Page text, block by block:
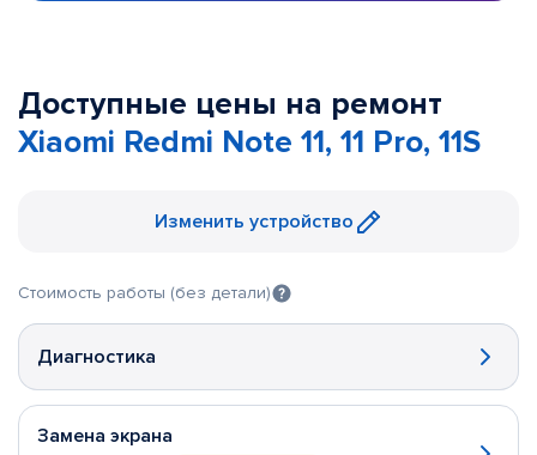
Доступные цены на ремонт
Xiaomi Redmi Note 11, 11 Pro, 11S
Изменить устройство
Стоимость работы (без детали)
Диагностика
Замена экрана